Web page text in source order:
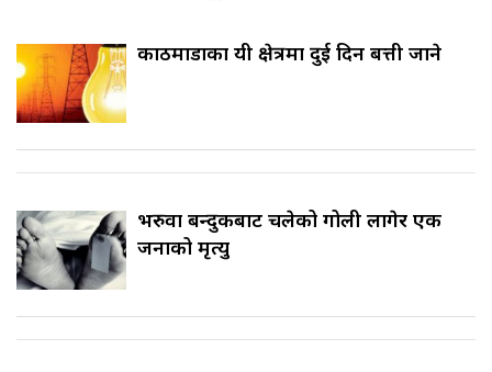
काठमाडौँका यी क्षेत्रमा दुई दिन बत्ती जाने
भरुवा बन्दुकबाट चलेको गोली लागेर एक
जनाको मृत्यु